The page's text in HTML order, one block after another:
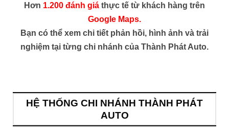
Hơn 1.200 đánh giá thực tế từ khách hàng trên
Google Maps.
Bạn có thể xem chi tiết phản hồi, hình ảnh và trải
nghiệm tại từng chi nhánh của Thành Phát Auto.
HỆ THỐNG CHI NHÁNH THÀNH PHÁT
AUTO